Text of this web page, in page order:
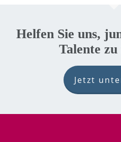
Helfen Sie uns,
Talente
Jetzt